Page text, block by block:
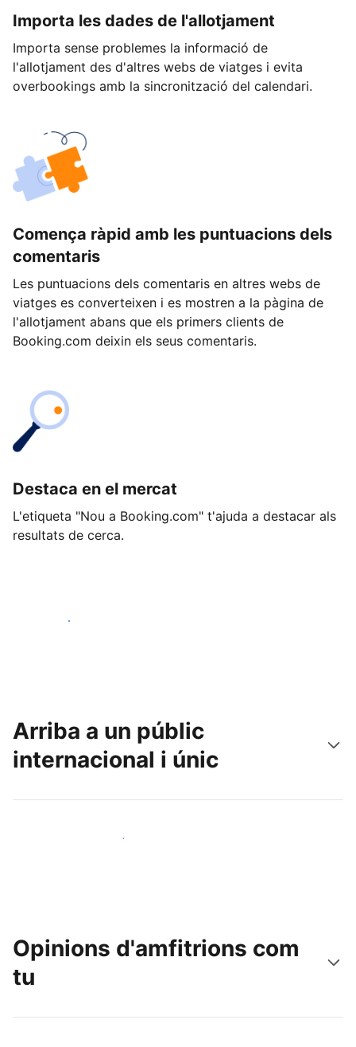
Importa les dades de l'allotjament
Importa sense problemes la informació de
l'allotjament des d'altres webs de viatges i evita
overbookings amb la sincronització del calendari.
Comença ràpid amb les puntuacions dels
comentaris
Les puntuacions dels comentaris en altres webs de
viatges es converteixen i es mostren a la pàgina de
l'allotjament abans que els primers clients de
Booking.com deixin els seus comentaris.
Destaca en el mercat
L'etiqueta "Nou a Booking.com" t'ajuda a destacar als
resultats de cerca.
Comença avui
Arriba a un públic
internacional i únic
Arriba a nous clients avui mateix
Opinions d'amfitrions com
tu